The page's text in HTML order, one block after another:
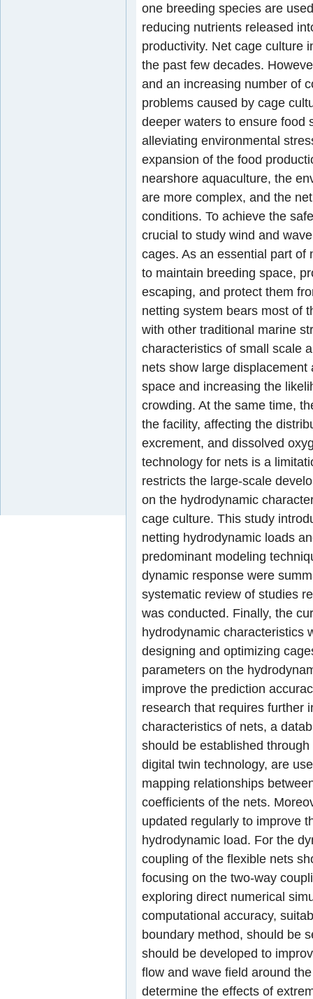
one breeding species are
reducing nutrients released
productivity. Net cage culture
the past few decades.
and an increasing number of
problems caused by cage
deeper waters to ensure food
alleviating environmental
expansion of the food
nearshore aquaculture, the
are more complex, and the
conditions. To achieve the
crucial to study wind and
cages. As an essential part of
to maintain breeding space,
escaping, and protect them
netting system bears most of
with other traditional marine
characteristics of small scale
nets show large
space and increasing the
crowding. At the same time,
the facility, affecting the
excrement, and dissolved
technology for nets is a
restricts the large-scale
on the hydrodynamic
cage culture. This study
netting hydrodynamic loads
predominant modeling
dynamic response were
systematic review of studies
was conducted. Finally, the
hydrodynamic characteristics
designing and optimizing
parameters on the
improve the prediction
research that requires further
characteristics of nets, a
should be established
digital twin technology, are
mapping relationships
coefficients of the nets.
updated regularly to improve
hydrodynamic load. For the
coupling of the flexible nets
focusing on the two-way
exploring direct numerical
computational accuracy,
boundary method, should be
should be developed to
flow and wave field around
determine the effects of